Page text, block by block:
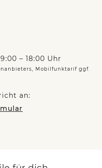
– 18:00 Uhr
Mobilfunktarif ggf.
an: